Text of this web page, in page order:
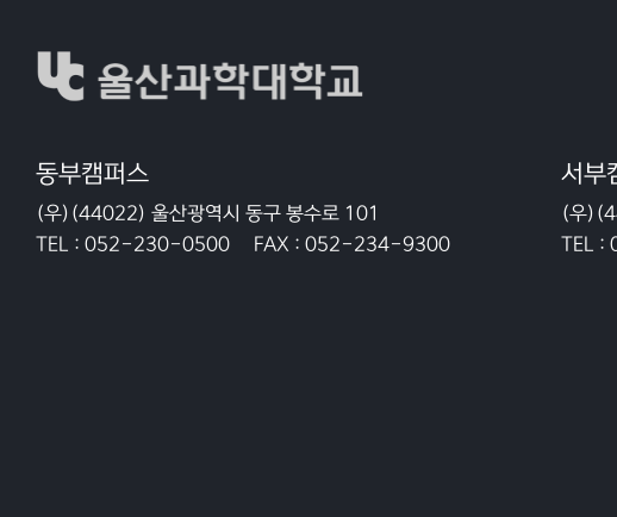
동부캠퍼스
(우)(44022) 울산광역시 동구 봉수로 101
TEL : 052-230-0500 FAX : 052-234-9300
서부
(우
TEL :